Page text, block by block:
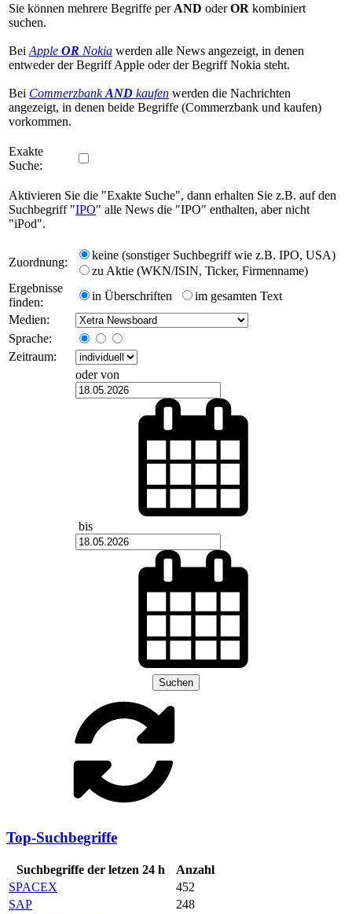
Sie können mehrere Begriffe per AND oderOR kombiniert
suchen.
Bei Apple OR Nokia werden alle News angezeigt, in denen
entweder der Begriff Apple oder der Begriff Nokia steht.
Bei CommerzbankAND kaufen werden die Nachrichten
angezeigt, in denen beide Begriffe (Commerzbank und kaufen)
vorkommen.
Exakte
Suche:
Aktivieren Sie die "Exakte Suche", dann erhalten Sie z.B. auf den
Suchbegriff "IPO" alle News die "IPO" enthalten, aber nicht
"iPod".
Zuordnung:
keine (sonstiger Suchbegriff wie z.B. IPO, USA)
zu Aktie (WKN/ISIN, Ticker, Firmenname)
Ergebnisse
finden:
in Überschriften
im gesamten Text
Medien:
Sprache:
Zeitraum:
oder von
bis
Suchen
Top-Suchbegriffe
Suchbegriffe der letzen 24 h
Anzahl
SPACEX
452
SAP
248